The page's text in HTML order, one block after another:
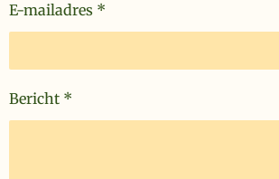
E-mailadres *
Bericht *